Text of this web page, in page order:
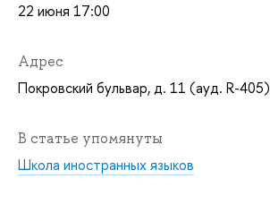
22 июня 17:00
Адрес
Покровский бульвар, д. 11 (ауд. R-405)
В статье упомянуты
Школа иностранных языков